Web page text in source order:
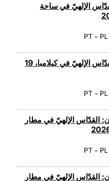
الإلهيّ في ساحة
PL
-
PT
الزِّيارة الرَّسوليَّة إلى أنغولا: القدّاس الإلهيّ في كيلامبا، 19
PL
-
PT
القدّاس الإلهيّ في مطار
PL
-
PT
القدّاس الإلهيّ في مطار